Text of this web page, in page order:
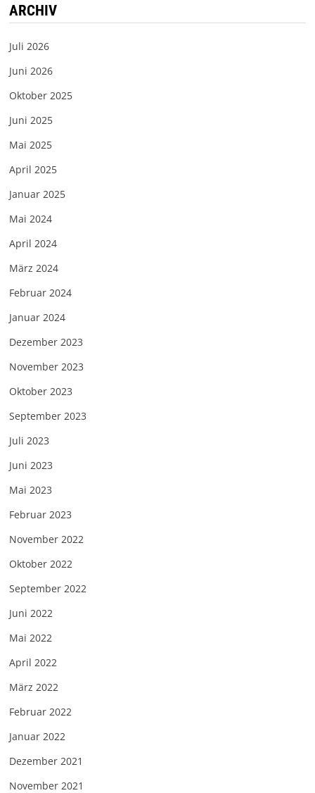
ARCHIV
Juli 2026
Juni 2026
Oktober 2025
Juni 2025
Mai 2025
April 2025
Januar 2025
Mai 2024
April 2024
März 2024
Februar 2024
Januar 2024
Dezember 2023
November 2023
Oktober 2023
September 2023
Juli 2023
Juni 2023
Mai 2023
Februar 2023
November 2022
Oktober 2022
September 2022
Juni 2022
Mai 2022
April 2022
März 2022
Februar 2022
Januar 2022
Dezember 2021
November 2021